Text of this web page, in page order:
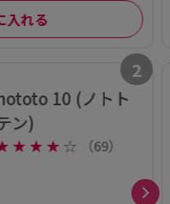
入れる
2
10 (ノトト
ン)
★ ★ ★ ☆ （69）